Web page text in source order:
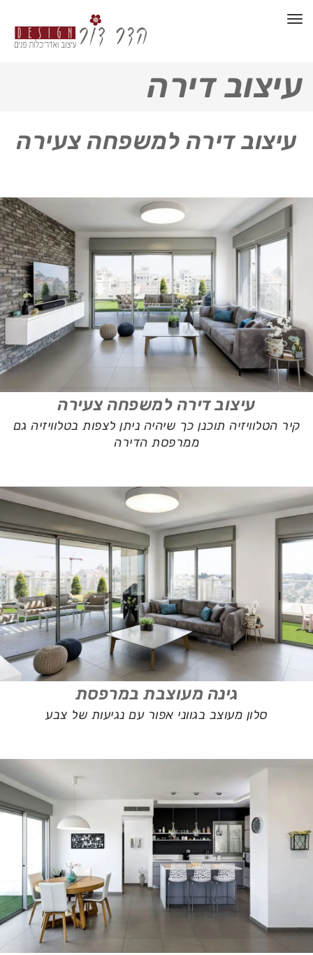
תפריט
עיצוב דירה
עיצוב דירה למשפחה צעירה
עיצוב דירה למשפחה צעירה
קיר הטלוויזיה תוכנן כך שיהיה ניתן לצפות בטלוויזיה גם
ממרפסת הדירה
גינה מעוצבת במרפסת
סלון מעוצב בגווני אפור עם נגיעות של צבע